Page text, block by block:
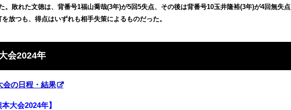
。敗れた文徳は、背番号1福山喬哉(3年)が5回5失点、その後は背番号10玉井隆裕(3年)が4回無失点
放つも、得点はいずれも相手失策によるものだった。
会2024年
会の日程・結果
大会2024年】